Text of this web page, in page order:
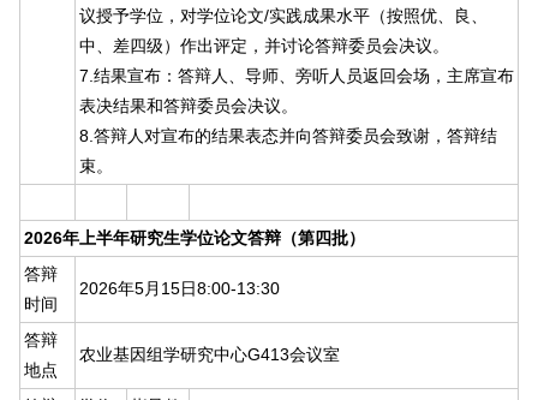
议授予学位，对学位论文/实践成果水平（按照优、良、
中、差四级）作出评定，并讨论答辩委员会决议。
7.结果宣布：答辩人、导师、旁听人员返回会场，主席宣布
表决结果和答辩委员会决议。
8.答辩人对宣布的结果表态并向答辩委员会致谢，答辩结
束。
2026年上半年研究生学位论文答辩（第四批）
答辩
时间
2026年5月15日8:00-13:30
答辩
地点
农业基因组学研究中心G413会议室